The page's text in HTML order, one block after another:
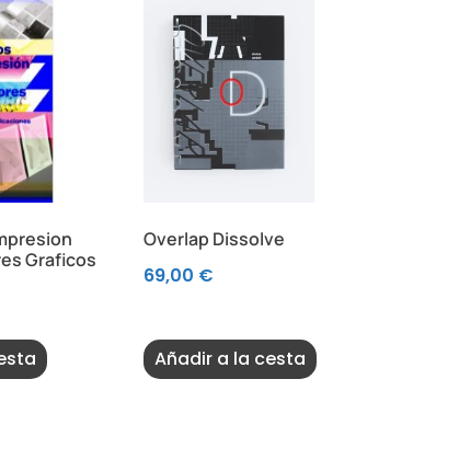
Graficos
Overlap Dissolve
69,00 €
Añadir a la cesta